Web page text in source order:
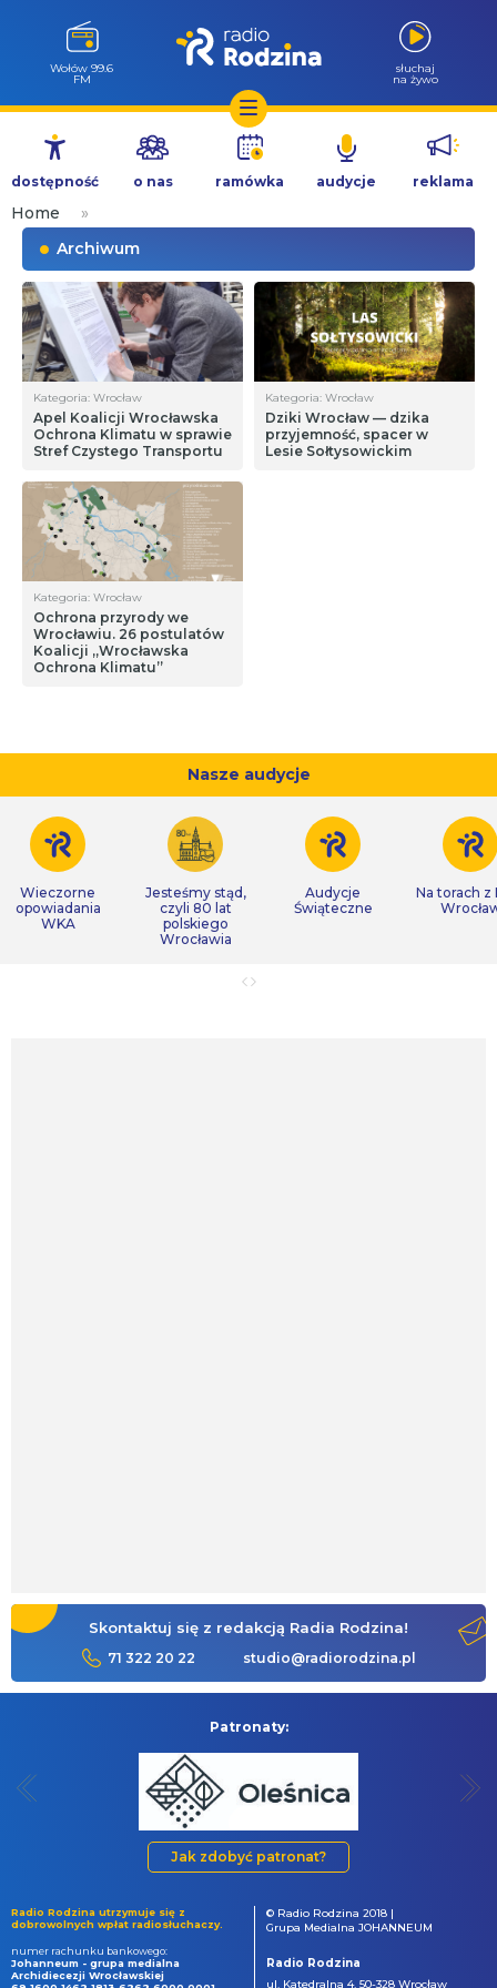
Przejdź
treści
Wołów 99.6
FM
słuchaj
na żywo
dostępność o nas ramówka audycje reklama
Home
»
Archiwum
Kategoria: Wrocław
Apel Koalicji Wrocławska
Ochrona Klimatu w sprawie
Stref Czystego Transportu
Kategoria: Wrocław
Dziki Wrocław — dzika
przyjemność, spacer w
Lesie Sołtysowickim
Kategoria: Wrocław
Ochrona przyrody we
Wrocławiu. 26 postulatów
Koalicji „Wrocławska
Ochrona Klimatu”
Nasze audycje
Wieczorne
opowiadania
WKA
Jesteśmy stąd,
czyli 80 lat
polskiego
Wrocławia
Audycje
Świąteczne
Na torach z
Skontaktuj się z redakcją Radia Rodzina!
71 322 20 22 studio@radiorodzina.pl
Patronaty:
Jak zdobyć patronat?
Radio Rodzina utrzymuje się z
dobrowolnych wpłat radiosłuchaczy.
numer rachunku bankowego:
Johanneum - grupa medialna
Archidiecezji Wrocławskiej
© Radio Rodzina 2018 |
Grupa Medialna JOHANNEUM
Radio Rodzina
ul. Katedralna 4, 50-328 Wrocław